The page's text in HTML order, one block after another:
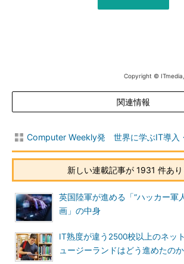
Copyright ©
関連情報
Computer Weekly発 世界に学ぶIT導入
新しい連載記事が 1931 件あ
英国陸軍が進める「“ハッカー軍
画」の中身
IT熟度が違う2500校以上のネッ
ュージーランドはどう進めたのか